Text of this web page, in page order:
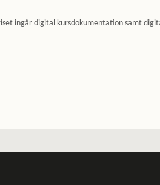
ingår digital kursdokumentation samt